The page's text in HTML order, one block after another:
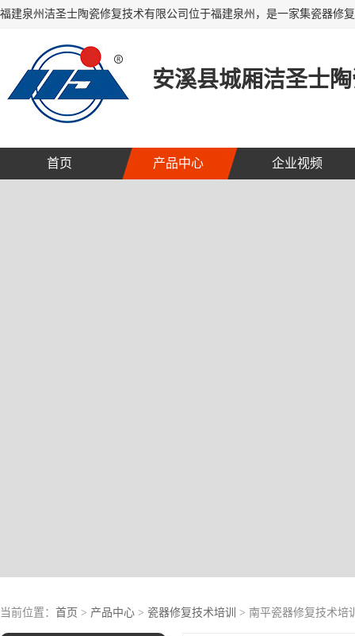
安溪县城厢洁圣士
首页 产品中心 企业视频
当前位置： 首页 > 产品中心 > 瓷器修复技术培训 > 南平瓷器修复技术培